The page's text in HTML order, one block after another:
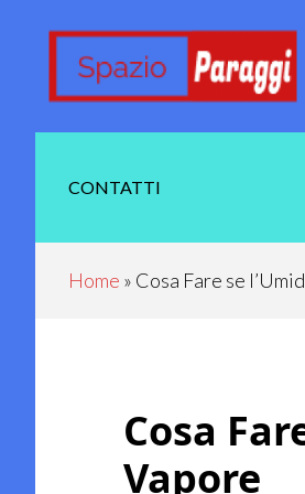
secondary
CONTATTI
Home » Cosa Fare se
Cosa
Vapore